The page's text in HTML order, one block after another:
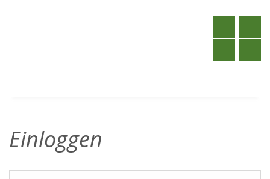
Einloggen